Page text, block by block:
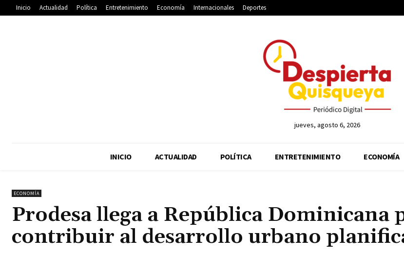
Inicio Actualidad Política Entretenimiento Economía Internacionales Deportes
jueves, agosto 6, 2026
INICIO ACTUALIDAD POLÍTICA ENTRETENIMIENTO ECONOMÍA
ECONOMÍA
Prodesa llega a República Dominicana
contribuir al desarrollo urbano